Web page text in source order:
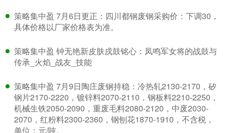
策略集中盈 7月6日更正：四川都钢废钢采购价：下调30，
具体价格以厂家价格表为准。
策略集中盈 钟无艳新皮肤戍鼓铭心：凤鸣军女将的战鼓与
传承_火焰_战友_技能
策略集中盈 7月9日陶庄废钢持稳：冷热轧2130-2170，矽
钢片2170-2220，镀锌料2070-2110，钢板料2210-2250，
机械生铁2050-2090，重废毛料2080-2120，中废2030-
2070，红粉料2300-2360，钢刨花1870-1910，不含税，
单位：元/吨。